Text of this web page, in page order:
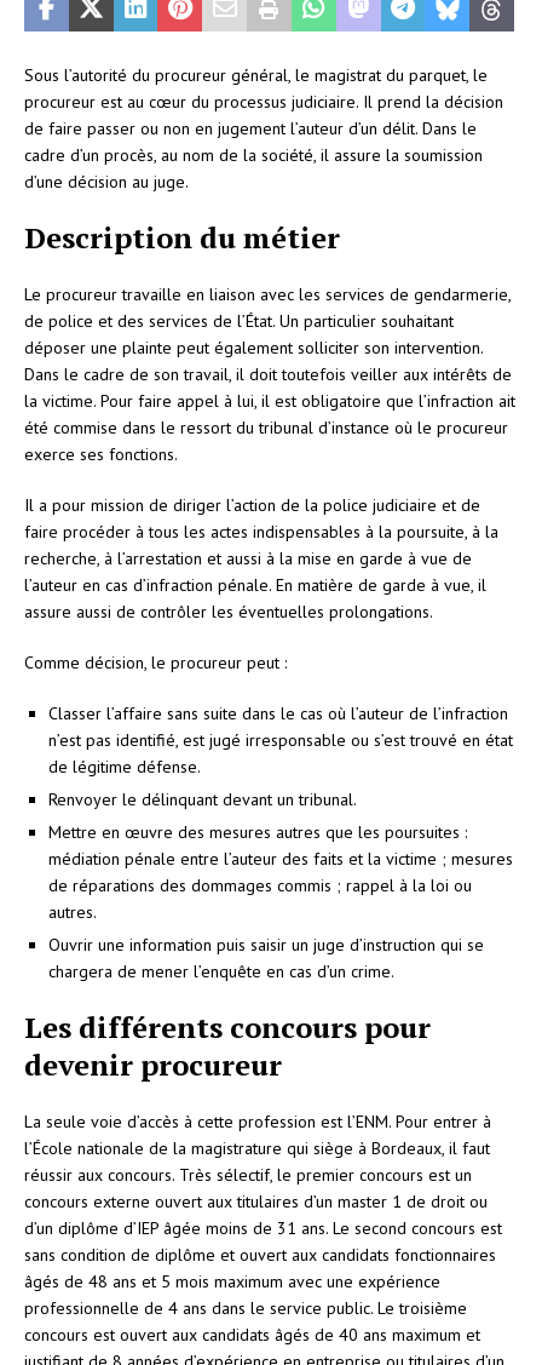
Sous l’autorité du procureur général, le magistrat du parquet, le
procureur est au cœur du processus judiciaire. Il prend la décision
de faire passer ou non en jugement l’auteur d’un délit. Dans le
cadre d’un procès, au nom de la société, il assure la soumission
d’une décision au juge.
Description du métier
Le procureur travaille en liaison avec les services de gendarmerie,
de police et des services de l’État. Un particulier souhaitant
déposer une plainte peut également solliciter son intervention.
Dans le cadre de son travail, il doit toutefois veiller aux intérêts de
la victime. Pour faire appel à lui, il est obligatoire que l’infraction ait
été commise dans le ressort du tribunal d’instance où le procureur
exerce ses fonctions.
Il a pour mission de diriger l’action de la police judiciaire et de
faire procéder à tous les actes indispensables à la poursuite, à la
recherche, à l’arrestation et aussi à la mise en garde à vue de
l’auteur en cas d’infraction pénale. En matière de garde à vue, il
assure aussi de contrôler les éventuelles prolongations.
Comme décision, le procureur peut :
Classer l’affaire sans suite dans le cas où l’auteur de l’infraction
n’est pas identifié, est jugé irresponsable ou s’est trouvé en état
de légitime défense.
Renvoyer le délinquant devant un tribunal.
Mettre en œuvre des mesures autres que les poursuites :
médiation pénale entre l’auteur des faits et la victime ; mesures
de réparations des dommages commis ; rappel à la loi ou
autres.
Ouvrir une information puis saisir un juge d’instruction qui se
chargera de mener l’enquête en cas d’un crime.
Les différents concours pour
devenir procureur
La seule voie d’accès à cette profession est l’ENM. Pour entrer à
l’École nationale de la magistrature qui siège à Bordeaux, il faut
réussir aux concours. Très sélectif, le premier concours est un
concours externe ouvert aux titulaires d’un master 1 de droit ou
d’un diplôme d’IEP âgée moins de 31 ans. Le second concours est
sans condition de diplôme et ouvert aux candidats fonctionnaires
âgés de 48 ans et 5 mois maximum avec une expérience
professionnelle de 4 ans dans le service public. Le troisième
concours est ouvert aux candidats âgés de 40 ans maximum et